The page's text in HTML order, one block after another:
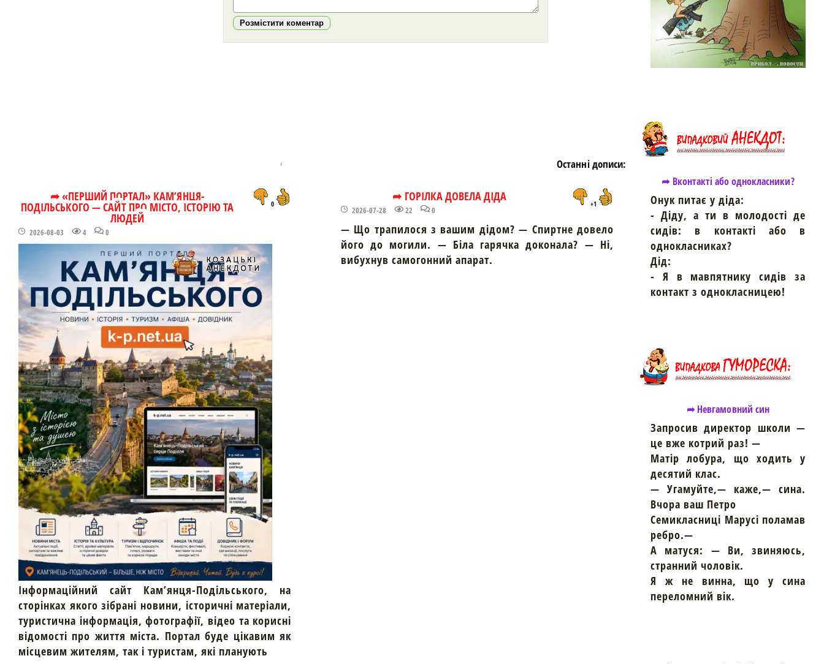
Розмістити коментар
Останні дописи:
➦ «ПЕРШИЙ ПОРТАЛ» КАМ’ЯНЦЯ-
ПОДІЛЬСЬКОГО — САЙТ ПРО МІСТО, ІСТОРІЮ ТА
ЛЮДЕЙ
2026-08-03 4 0
0
Інформаційний сайт Кам’янця-Подільського, на
сторінках якого зібрані новини, історичні матеріали,
туристична інформація, фотографії, відео та корисні
відомості про життя міста. Портал буде цікавим як
місцевим жителям, так і туристам, які планують
➦ ГОРІЛКА ДОВЕЛА ДІДА
2026-07-28 22 0
+1
— Що трапилося з вашим дідом? — Спиртне довело
його до могили. — Біла гарячка доконала? — Ні,
вибухнув самогонний апарат.
➦ Вконтакті або однокласники?
Онук питає у діда:
- Діду, а ти в молодості де
сидів: в контакті або в
однокласниках?
Дід:
- Я в мавпятнику сидів за
контакт з однокласницею!
➦ Невгамовний син
Запросив директор школи —
це вже котрий раз! —
Матір лобура, що ходить у
десятий клас.
— Угамуйте,— каже,— сина.
Вчора ваш Петро
Семикласниці Марусі поламав
ребро.—
А матуся: — Ви, звиняюсь,
странний чоловік.
Я ж не винна, що у сина
переломний вік.